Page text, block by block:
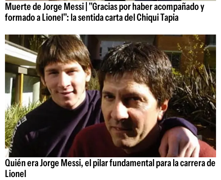
Muerte de Jorge Messi | "Gracias por haber acompañado y
formado a Lionel": la sentida carta del Chiqui Tapia
Quién era Jorge Messi, el pilar fundamental para la carrera de
Lionel